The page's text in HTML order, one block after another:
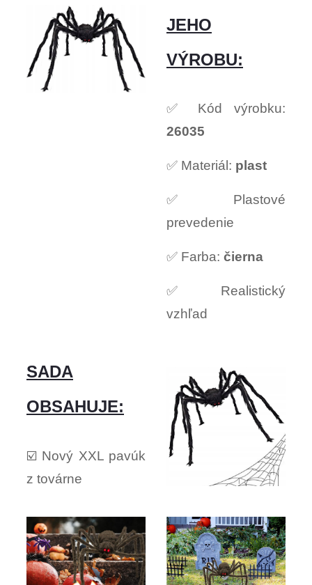
JEHO
VÝROBU:
✅ Kód výrobku:
26035
✅ Materiál: plast
✅ Plastové
prevedenie
✅ Farba: čierna
✅ Realistický
vzhľad
SADA
OBSAHUJE:
☑️ Nový XXL pavúk
z továrne